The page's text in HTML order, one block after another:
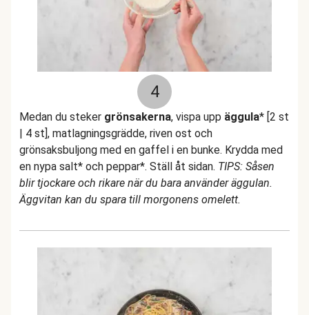
4
Medan du steker grönsakerna, vispa upp äggula* [2 st
| 4 st], matlagningsgrädde, riven ost och
grönsaksbuljong med en gaffel i en bunke. Krydda med
en nypa salt* och peppar*. Ställ åt sidan. TIPS: Såsen
blir tjockare och rikare när du bara använder äggulan.
Äggvitan kan du spara till morgonens omelett.